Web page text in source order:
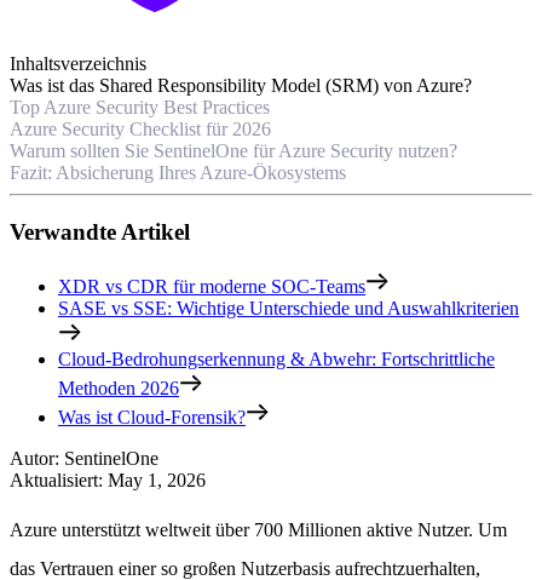
Inhaltsverzeichnis
Was ist das Shared Responsibility Model (SRM) von Azure?
Top Azure Security Best Practices
Azure Security Checklist für 2026
Warum sollten Sie SentinelOne für Azure Security nutzen?
Fazit: Absicherung Ihres Azure-Ökosystems
Verwandte Artikel
XDR vs CDR für moderne SOC-Teams
SASE vs SSE: Wichtige Unterschiede und Auswahlkriterien
Cloud-Bedrohungserkennung & Abwehr: Fortschrittliche
Methoden 2026
Was ist Cloud-Forensik?
Autor: SentinelOne
Aktualisiert: May 1, 2026
Azure unterstützt weltweit über 700 Millionen aktive Nutzer. Um
das Vertrauen einer so großen Nutzerbasis aufrechtzuerhalten,